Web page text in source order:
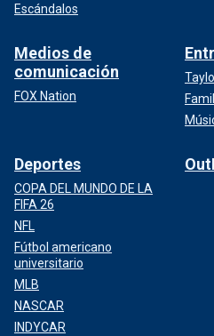
Escándalos
Medios de
comunicación
FOX Nation
Deportes
COPA DEL MUNDO DE LA
FIFA 26
NFL
Fútbol americano
universitario
MLB
NASCAR
INDYCAR